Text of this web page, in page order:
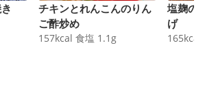
チキンとれんこんのりん
ご酢炒め
157kcal 食塩 1.1 g
塩麹の
げ
165kcal